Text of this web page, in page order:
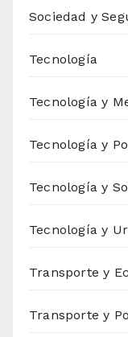
Sociedad y
Tecnología
Tecnología y
Tecnología y
Tecnología y
Tecnología y
Transporte y
Transporte y